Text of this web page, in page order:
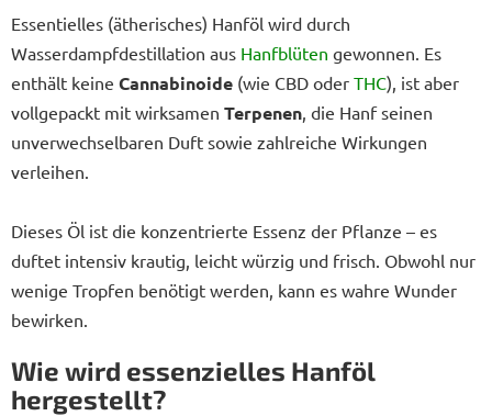
Essentielles (ätherisches) Hanföl wird durch
Wasserdampfdestillation aus Hanfblüten gewonnen. Es
enthält keine Cannabinoide (wie CBD oder THC), ist aber
vollgepackt mit wirksamen Terpenen, die Hanf seinen
unverwechselbaren Duft sowie zahlreiche Wirkungen
verleihen.
Dieses Öl ist die konzentrierte Essenz der Pflanze – es
duftet intensiv krautig, leicht würzig und frisch. Obwohl nur
wenige Tropfen benötigt werden, kann es wahre Wunder
bewirken.
Wie wird essenzielles Hanföl
hergestellt?